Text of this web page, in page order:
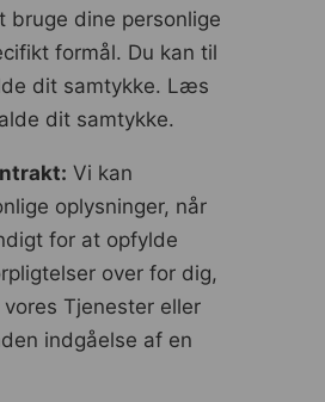
bruge dine personlige
formål. Du kan til
dit samtykke. Læs
dit samtykke.
Vi kan
oplysninger, når
for at opfylde
over for dig,
Tjenester eller
indgåelse af en